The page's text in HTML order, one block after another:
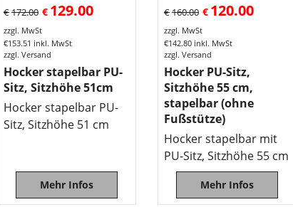
€172.00 € 129.00
zzgl. MwSt
€153.51 inkl. MwSt
zzgl. Versand
Hocker stapelbar PU-
Sitz, Sitzhöhe 51cm
Hocker stapelbar PU-
Sitz, Sitzhöhe 51 cm
Mehr Infos
€160.00 € 120.00
zzgl. MwSt
€142.80 inkl. MwSt
zzgl. Versand
Hocker PU-Sitz,
Sitzhöhe 55 cm,
stapelbar (ohne
Fußstütze)
Hocker stapelbar mit
PU-Sitz, Sitzhöhe 55 cm
Mehr Infos